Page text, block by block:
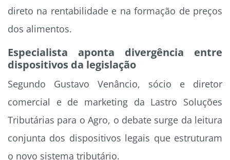
direto na rentabilidade e na formação de preços
dos alimentos.
Especialista aponta divergência entre
dispositivos da legislação
Segundo Gustavo Venâncio, sócio e diretor
comercial e de marketing da Lastro Soluções
Tributárias para o Agro, o debate surge da leitura
conjunta dos dispositivos legais que estruturam
o novo sistema tributário.